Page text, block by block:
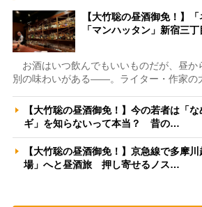
【大竹聡の昼酒御免！】
「マンハッタン」新宿三
お酒はいつ飲んでもいいものだが、昼か
別の味わいがある――。ライター・作家の
【大竹聡の昼酒御免！】今の若者は「
ギ」を知らないって本当？ 昔の…
【大竹聡の昼酒御免！】京急線で多摩
場」へと昼酒旅 押し寄せるノス…